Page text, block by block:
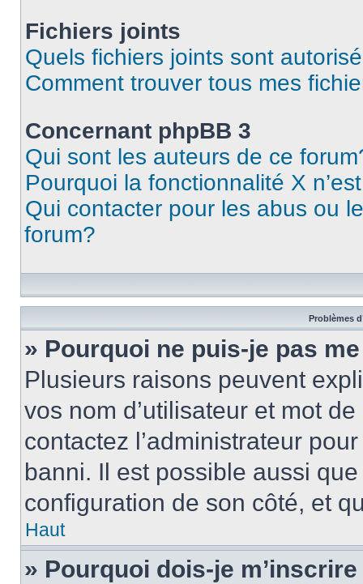
Fichiers joints
Quels fichiers joints sont
Comment trouver tous mes
Concernant phpBB 3
Qui sont les auteurs de ce
Pourquoi la fonctionnalité X
Qui contacter pour les abus ou
forum?
Problèmes
» Pourquoi ne puis-je pas
Plusieurs raisons peuvent
vos nom d’utilisateur et mot
contactez l’administrateur
banni. Il est possible aussi
configuration de son côté, et
Haut
» Pourquoi dois-je